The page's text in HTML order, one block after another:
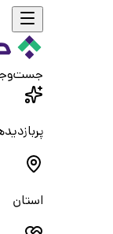
استان